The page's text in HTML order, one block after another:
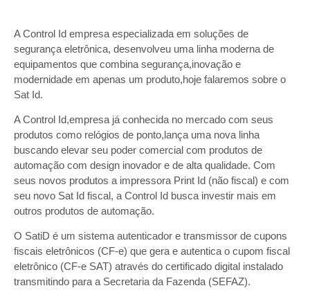
A Control Id empresa especializada em soluções de
segurança eletrônica, desenvolveu uma linha moderna de
equipamentos que combina segurança,inovação e
modernidade em apenas um produto,hoje falaremos sobre o
Sat Id.
A Control Id,empresa já conhecida no mercado com seus
produtos como relógios de ponto,lança uma nova linha
buscando elevar seu poder comercial com produtos de
automação com design inovador e de alta qualidade. Com
seus novos produtos a impressora Print Id (não fiscal) e com
seu novo Sat Id fiscal, a Control Id busca investir mais em
outros produtos de automação.
O SatiD é um sistema autenticador e transmissor de cupons
fiscais eletrônicos (CF-e) que gera e autentica o cupom fiscal
eletrônico (CF-e SAT) através do certificado digital instalado
transmitindo para a Secretaria da Fazenda (SEFAZ).